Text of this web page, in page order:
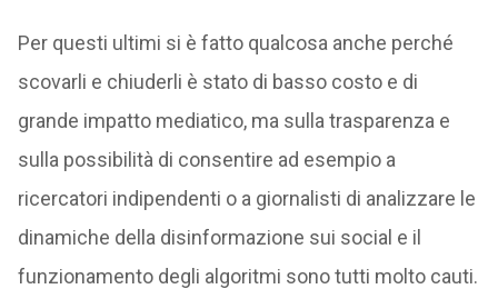
Per questi ultimi si è fatto qualcosa anche perché
scovarli e chiuderli è stato di basso costo e di
grande impatto mediatico, ma sulla trasparenza e
sulla possibilità di consentire ad esempio a
ricercatori indipendenti o a giornalisti di analizzare le
dinamiche della disinformazione sui social e il
funzionamento degli algoritmi sono tutti molto cauti.